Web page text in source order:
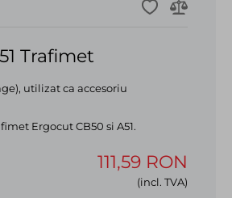
Trafimet
utilizat ca accesoriu
Ergocut CB50 si A51.
111,59 RON
(incl. TVA)